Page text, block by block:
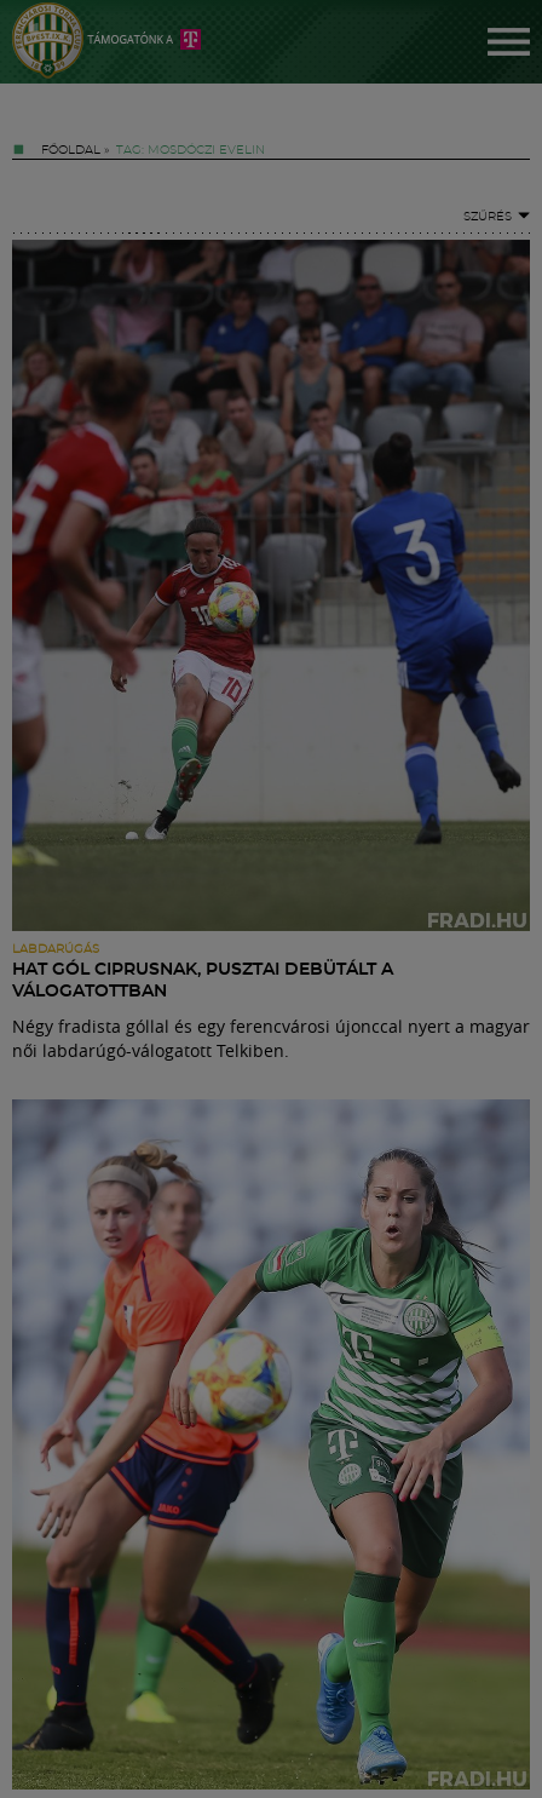
FŐOLDAL » TAG: MOSDÓCZI EVELIN
SZŰRÉS
LABDARÚGÁS
HAT GÓL CIPRUSNAK, PUSZTAI DEBÜTÁLT A
VÁLOGATOTTBAN
Négy fradista góllal és egy ferencvárosi újonccal nyert a magyar
női labdarúgó-válogatott Telkiben.
FM YouTube +
Hírek
Labdarúgás
Szakosztályok
Klub
Szolgáltatások
Shop
English